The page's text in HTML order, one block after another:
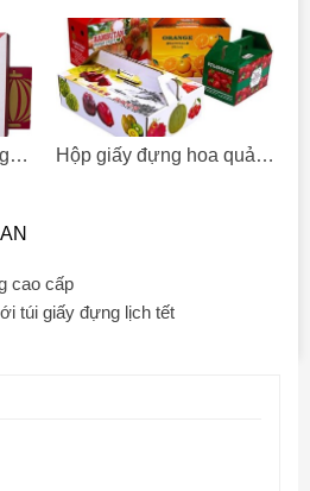
Làm hộp giấy các hãng theo yêu cầu chất lượng, giá rẻ Hộp giấy đựng hoa quả, trái cây sạch
cao cấp
túi giấy đựng lịch tết